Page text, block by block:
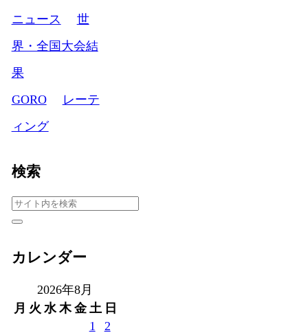
ニュース
世
界・全国大会結
果
GORO
レーテ
ィング
検索
カレンダー
2026年8月
月 火 水 木 金 土 日
1
2